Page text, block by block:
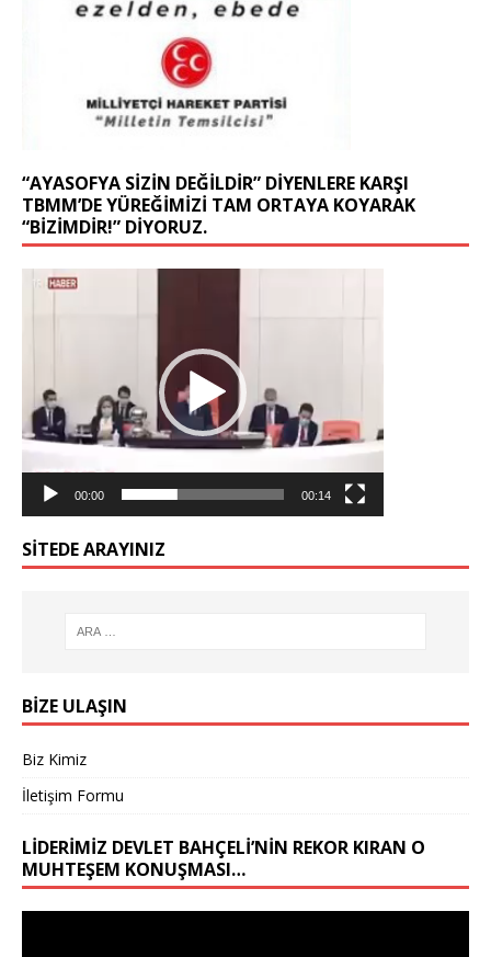
“AYASOFYA SIZIN DEĞILDIR” DIYENLERE KARŞI
TBMM’DE YÜREĞIMIZI TAM ORTAYA KOYARAK
“BIZIMDIR!” DIYORUZ.
Video
00:00 00:14
SİTEDE ARAYINIZ
BİZE ULAŞIN
Biz Kimiz
İletişim Formu
LIDERIMIZ DEVLET BAHÇELİ’NIN REKOR KIRAN O
MUHTEŞEM KONUŞMASI…